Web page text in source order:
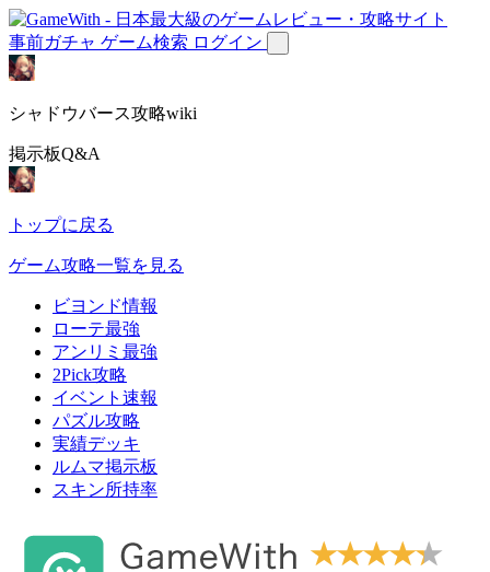
事前ガチャ ゲーム検索 ログイン
シャドウバース攻略wiki
掲示板Q&A
トップに戻る
ゲーム攻略一覧を見る
ビヨンド情報
ローテ最強
アンリミ最強
2Pick攻略
イベント速報
パズル攻略
実績デッキ
ルムマ掲示板
スキン所持率